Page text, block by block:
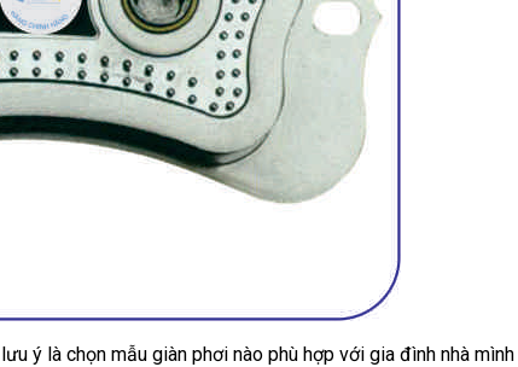
ý là chọn mẫu giàn phơi nào phù hợp với gia đình nhà